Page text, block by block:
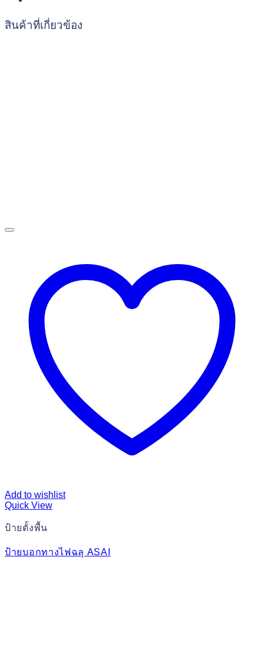
สินค้าที่เกี่ยวข้อง
Add to wishlist
Quick View
ป้ายตั้งพื้น
ป้ายบอกทางไฟฉลุ ASAI